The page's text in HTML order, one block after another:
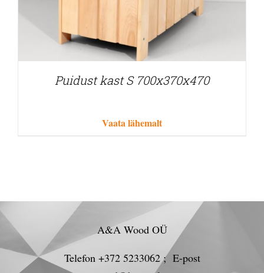
Puidust kast S 700x370x470
Vaata lähemalt
A&A Wood OÜ
Telefon +372 5233062 ; E-post